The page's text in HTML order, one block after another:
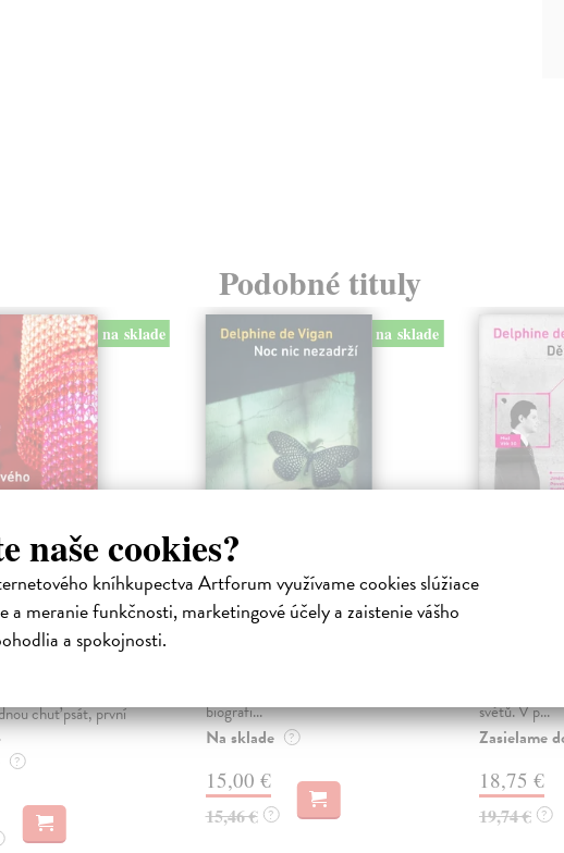
naše cookies?
kníhkupectva Artforum využívame cookies slúžiace
a meranie funkčnosti, marketingové účely a zaistenie vášho
a spokojnosti.
Podobné tituly
na sklade
večera
de| Kniha
chuť psát, první
?
na sklade
Noc nic nezadrží
Vigan Delphine de | Kniha
biografi...
Na sklade ?
15,00 €
15,46 € ?
Děti
V
Delphine
světů. V p...
Zasielame
18,75 €
19,74 € ?